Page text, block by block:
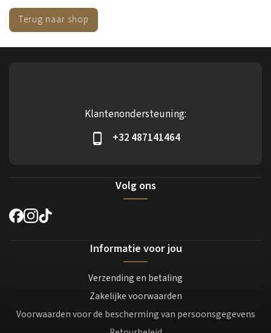
Terug naar shop
Klantenondersteuning:
+32 487141464
Volg ons
Informatie voor jou
Verzending en betaling
Zakelijke voorwaarden
Voorwaarden voor de bescherming van persoonsgegevens